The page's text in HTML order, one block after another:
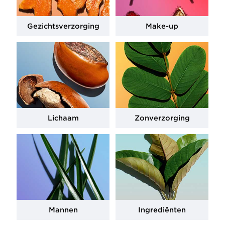
Gezichtsverzorging Make-up
Lichaam Zonverzorging
Mannen Ingrediënten